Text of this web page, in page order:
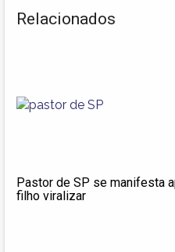
Relacionados
Pastor de SP se manifesta
filho viralizar